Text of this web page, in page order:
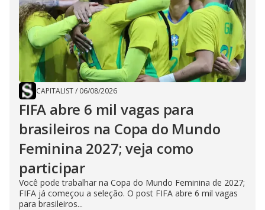
CAPITALIST/ 06/08/2026
FIFA abre 6 mil vagas para
brasileiros na Copa do Mundo
Feminina 2027; veja como
participar
Você pode trabalhar na Copa do Mundo Feminina de 2027;
FIFA já começou a seleção. O post FIFA abre 6 mil vagas
para brasileiros...